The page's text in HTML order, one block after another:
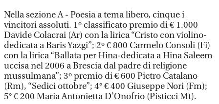
Nella sezione A - Poesia a tema libero, cinque i
vincitori assoluti. 1º classificato premio di € 1.000
Davide Colacrai (Ar) con la lirica “Cristo con violino-
dedicata a Baris Yazgi”; 2º € 800 Carmelo Consoli (Fi)
con la lirica “Ballata per Hina-dedicata a Hina Saleem
uccisa nel 2006 a Brescia dal padre di religione
mussulmana”; 3º premio di € 600 Pietro Catalano
(Rm), “Sedici ottobre”; 4° € 400 Giuseppe Nori (Fm);
5° € 200 Maria Antonietta D’Onofrio (Pisticci Mt).